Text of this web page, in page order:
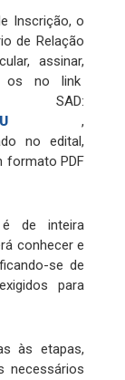
Inscrição, o
de Relação
assinar,
os no link
SAD:
,
no edital,
formato PDF
de inteira
conhecer e
se de
para
às etapas,
necessários